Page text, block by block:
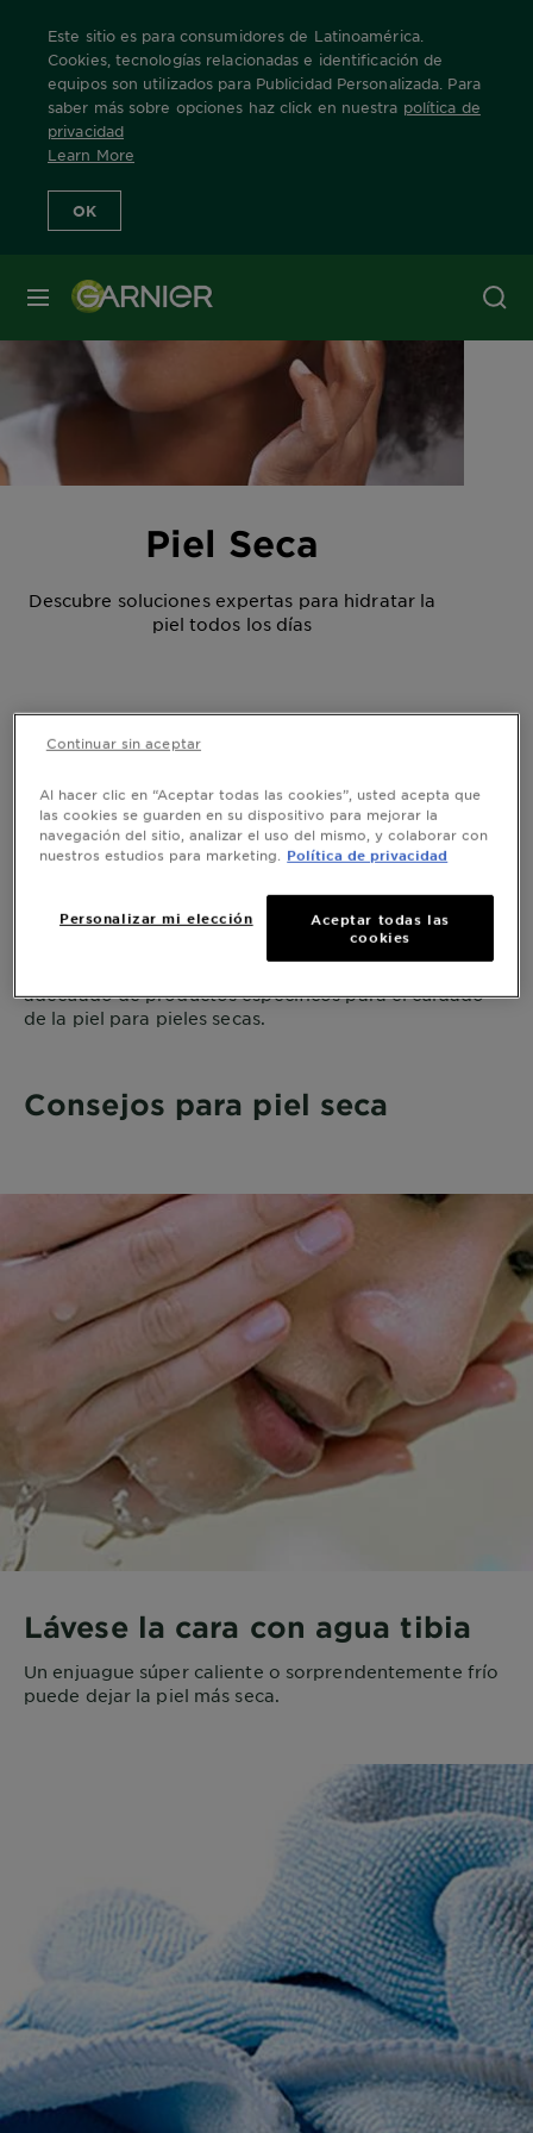
Este sitio es para consumidores de Latinoamérica.
Cookies, tecnologías relacionadas e identificación de
equipos son utilizados para Publicidad Personalizada. Para
saber más sobre opciones haz click en nuestra política de
privacidad
Learn More
OK
MENÚ
Piel Seca
Descubre soluciones expertas para hidratar la
piel todos los días
Home Seca
Tenemos sus necesidades de
¿Le preocupa la piel que se ve apretada y con
picazón, y se siente áspera, roja y escamosa? Bloquee
adecuado de productos específicos para el cuidado
de la piel para pieles secas.
Consejos para piel seca
Lávese la cara con agua tibia
Un enjuague súper caliente o sorprendentemente frío
puede dejar la piel más seca.
Al hacer clic en “Aceptar todas las cookies”, usted acepta que
las cookies se guarden en su dispositivo para mejorar la
navegación del sitio, analizar el uso del mismo, y colaborar con
nuestros estudios para marketing.
Política de privacidad
Aceptar todas las
cookies
Personalizar mi elección
Continuar sin aceptar